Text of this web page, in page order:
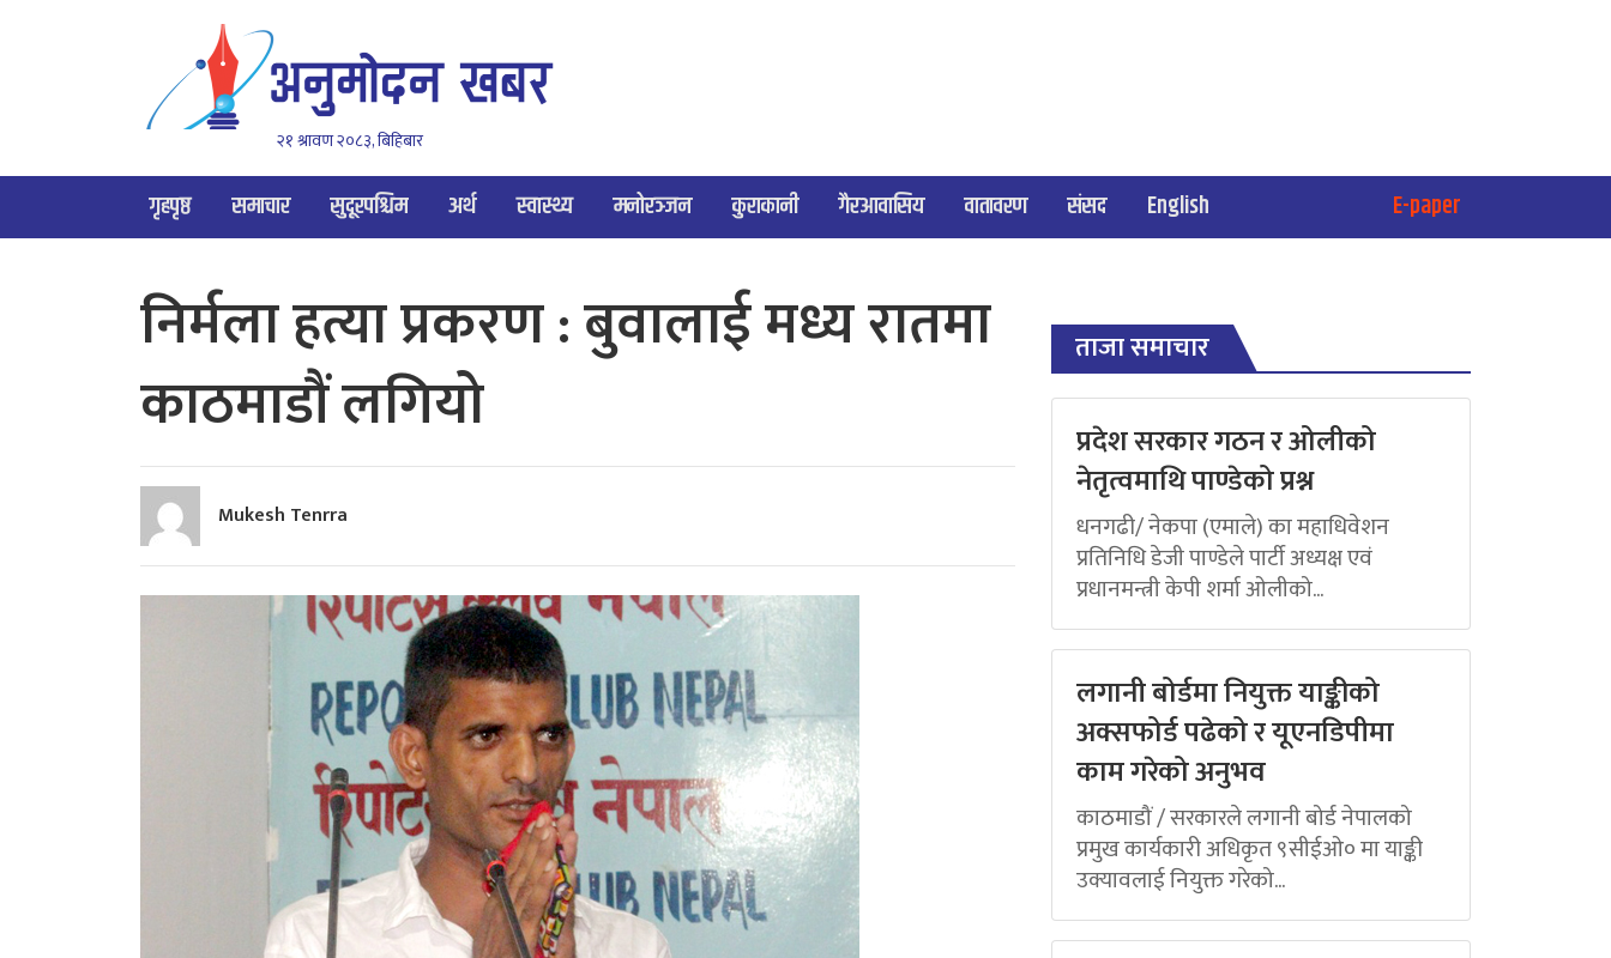
२१ श्रावण २०८३, बिहिबार
गृहपृष्ठ समाचार सुदूरपश्चिम अर्थ स्वास्थ्य मनोरञ्जन कुराकानी गैरआवासिय वातावरण संसद English E-paper
निर्मला हत्या प्रकरण : बुवालाई मध्य रातमा
काठमाडौं लगियो
Mukesh Tenrra
ताजा समाचार
प्रदेश सरकार गठन र ओलीको
नेतृत्वमाथि पाण्डेको प्रश्न
धनगढी/ नेकपा (एमाले) का महाधिवेशन
प्रतिनिधि डेजी पाण्डेले पार्टी अध्यक्ष एवं
प्रधानमन्त्री केपी शर्मा ओलीको...
लगानी बोर्डमा नियुक्त याङ्कीको
अक्सफोर्ड पढेको र यूएनडिपीमा
काम गरेको अनुभव
काठमाडौं / सरकारले लगानी बोर्ड नेपालको
प्रमुख कार्यकारी अधिकृत ९सीईओ० मा याङ्की
उक्यावलाई नियुक्त गरेको...